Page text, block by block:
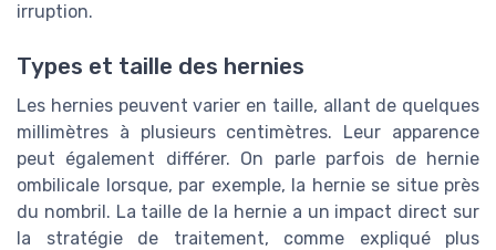
irruption.
Types et taille des hernies
Les hernies peuvent varier en taille, allant de quelques
millimètres à plusieurs centimètres. Leur apparence
peut également différer. On parle parfois de hernie
ombilicale lorsque, par exemple, la hernie se situe près
du nombril. La taille de la hernie a un impact direct sur
la stratégie de traitement, comme expliqué plus